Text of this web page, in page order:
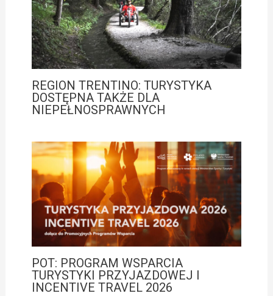
REGION TRENTINO: TURYSTYKA
DOSTĘPNA TAKŻE DLA
NIEPEŁNOSPRAWNYCH
POT: PROGRAM WSPARCIA
TURYSTYKI PRZYJAZDOWEJ I
INCENTIVE TRAVEL 2026